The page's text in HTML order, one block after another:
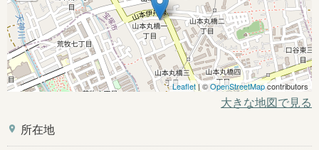
Leaflet| ©OpenStreetMapcontributors
大きな地図で見る
place 所在地